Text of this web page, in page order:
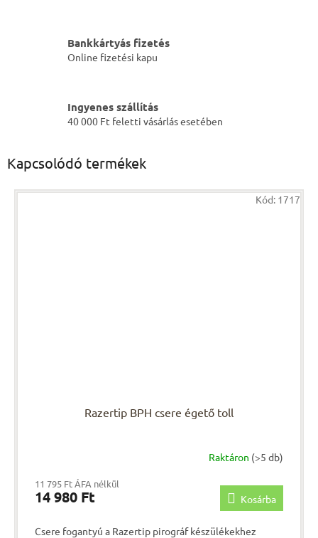
Bankkártyás fizetés
Online fizetési kapu
Ingyenes szállítás
40 000 Ft feletti vásárlás esetében
Kapcsolódó termékek
Razertip BPH csere égető toll
Raktáron (>5 db)
11 795 Ft ÁFA nélkül
14 980 Ft Kosárba
Csere fogantyú a Razertip pirográf készülékekhez
Kód: 1717